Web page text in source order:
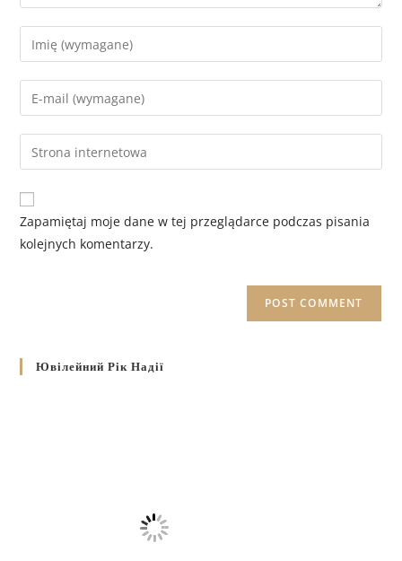
Zapamiętaj moje dane w tej przeglądarce podczas pisania
kolejnych komentarzy.
Ювілейний Рік Надії